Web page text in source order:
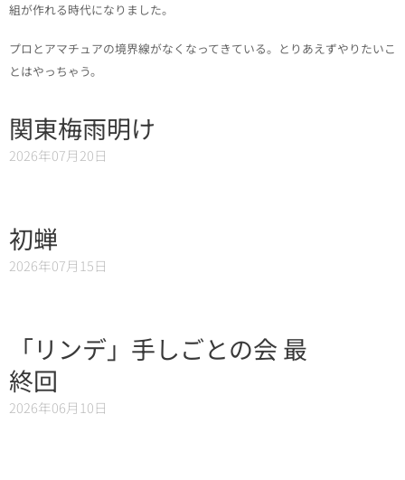
組が作れる時代になりました。
プロとアマチュアの境界線がなくなってきている。とりあえずやりたいこ
とはやっちゃう。
関東梅雨明け
2026年07月20日
初蝉
2026年07月15日
「リンデ」手しごとの会 最
終回
2026年06月10日